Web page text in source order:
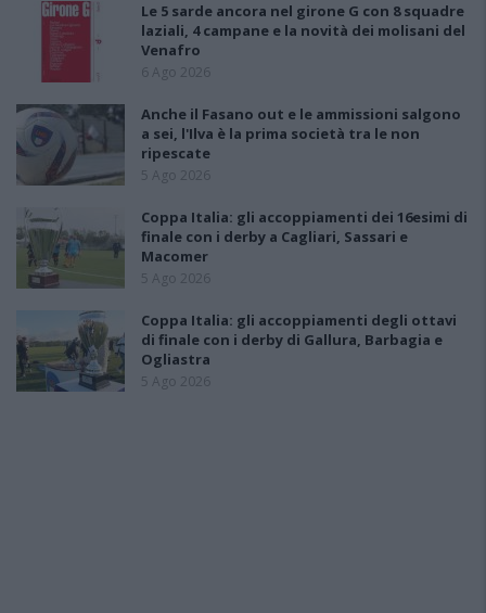
Le 5 sarde ancora nel girone G con 8 squadre
laziali, 4 campane e la novità dei molisani del
Venafro
6 Ago 2026
Anche il Fasano out e le ammissioni salgono
a sei, l'Ilva è la prima società tra le non
ripescate
5 Ago 2026
Coppa Italia: gli accoppiamenti dei 16esimi di
finale con i derby a Cagliari, Sassari e
Macomer
5 Ago 2026
Coppa Italia: gli accoppiamenti degli ottavi
di finale con i derby di Gallura, Barbagia e
Ogliastra
5 Ago 2026